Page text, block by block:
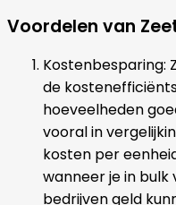
Voordelen van
Kostenbesparing:
de
hoeveelheden
vooral in
kosten per
wanneer je in
bedrijven geld